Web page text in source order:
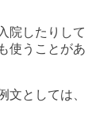
院したりして
使うことがあ
文としては、